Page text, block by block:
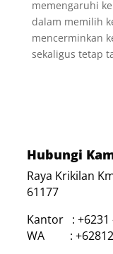
memengaruhi
dalam memilih
mencerminkan
sekaligus tetap
Hubungi
Raya Krikilan
61177
Kantor : +6231
WA : +62812